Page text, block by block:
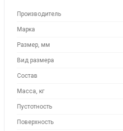
Производитель
Марка
Размер, мм
Вид размера
Состав
Масса, кг
Пустотность
Поверхность